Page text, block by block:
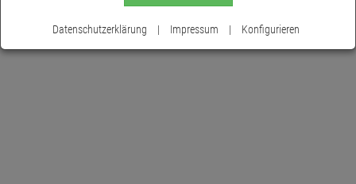
Datenschutzerklärung | Impressum | Konfigurieren